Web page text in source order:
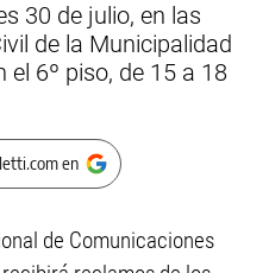
30 de julio, en las
de la Municipalidad
el 6º piso, de 15 a 18
en
de Comunicaciones